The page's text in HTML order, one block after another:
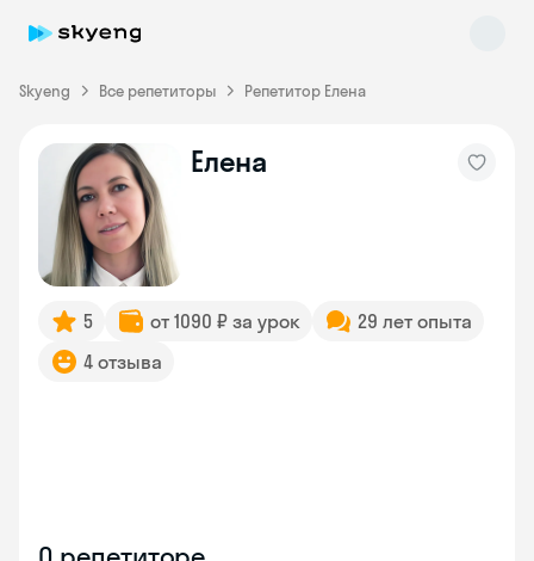
Skyeng Все репетиторы Репетитор Елена
Елена
5 от 1090 ₽ за урок
29 лет опыта
4 отзыва
Skyeng Chat
online